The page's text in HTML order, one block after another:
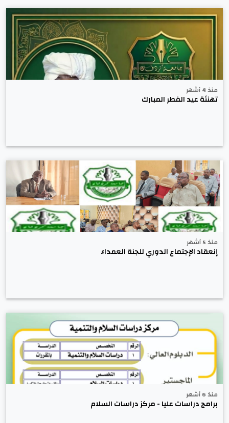
منذ 4 أشهر
تهنئة عيد الفطر المبارك
منذ 5 أشهر
إنعقاد الإجتماع الدوري للجنة العمداء
منذ 6 أشهر
برامج دراسات عليا - مركز دراسات السلام